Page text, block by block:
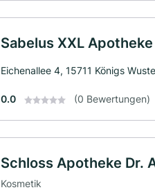
Sabelus XXL
Eichenallee 4, 15711 Königs
0.0 (0 Bewertungen)
Schloss Apotheke Dr.
Kosmetik